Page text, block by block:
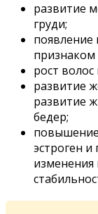
развитие
груди;
появление
признаком
рост
развитие
развитие
бедер;
эстроген и